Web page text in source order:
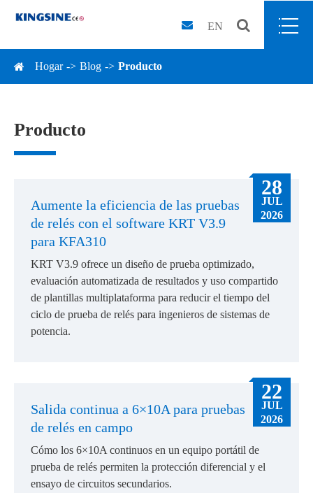
EN
Hogar Blog Producto
Producto
Aumente la eficiencia de las pruebas
de relés con el software KRT V3.9
para KFA310
KRT V3.9 ofrece un diseño de prueba optimizado,
evaluación automatizada de resultados y uso compartido
de plantillas multiplataforma para reducir el tiempo del
ciclo de prueba de relés para ingenieros de sistemas de
potencia.
28
JUL
2026
Salida continua a 6×10A para pruebas
de relés en campo
Cómo los 6×10A continuos en un equipo portátil de
prueba de relés permiten la protección diferencial y el
ensayo de circuitos secundarios.
22
JUL
2026